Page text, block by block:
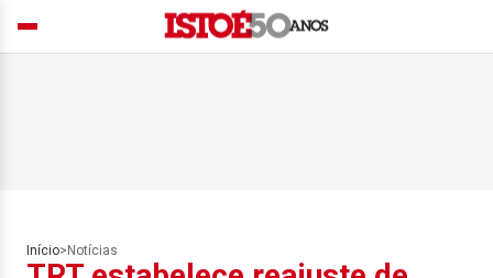
Início> Notícias